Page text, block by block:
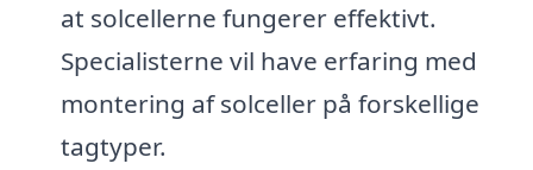
at solcellerne fungerer effektivt.
Specialisterne vil have erfaring med
montering af solceller på forskellige
tagtyper.